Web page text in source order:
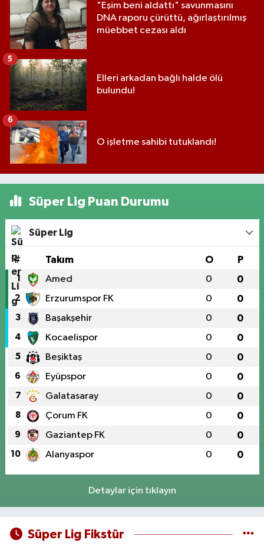
"Eşim beni aldattı" savunmasını
DNA raporu çürüttü, ağırlaştırılmış
müebbet cezası aldı
Elleri arkadan bağlı halde ölü
bulundu!
5
O işletme sahibi tutuklandı!
6
Süper Lig Puan Durumu
Süper Lig
# Takım O P
1 Amed 0 0
2 Erzurumspor FK 0 0
3 Başakşehir 0 0
4 Kocaelispor 0 0
5 Beşiktaş 0 0
6 Eyüpspor 0 0
7 Galatasaray 0 0
8 Çorum FK 0 0
9 Gaziantep FK 0 0
10 Alanyaspor 0 0
Detaylar için tıklayın
Süper Lig Fikstür